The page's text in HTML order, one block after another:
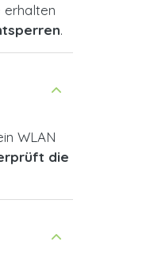
erhalten
.
WLAN
die